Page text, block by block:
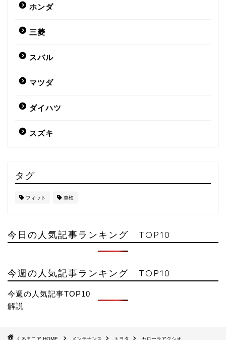
ホンダ
三菱
スバル
マツダ
ダイハツ
スズキ
タグ
フィット 車検
今日の人気記事ランキング TOP10
今週の人気記事ランキング TOP10
今週の人気記事TOP10
解説
HOME メンテナンス トヨタ カローラアクシオ